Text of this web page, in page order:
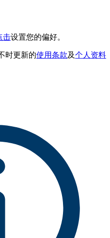
击设置您的偏好。
时更新的使用条款及个人资料